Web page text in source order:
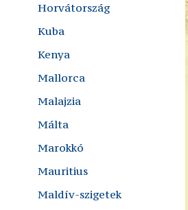
Horvátország
Kuba
Kenya
Mallorca
Malajzia
Málta
Marokkó
Mauritius
Maldív-szigetek